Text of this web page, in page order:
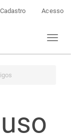
Cadastro Acesso
Toggle